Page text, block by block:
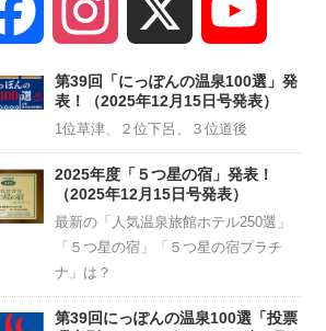
Facebook Instagram
Channel
第39回「にっぽんの温泉100選」発
表！（2025年12月15日号発表）
1位草津、２位下呂、３位道後
2025年度「５つ星の宿」発表！
（2025年12月15日号発表）
最新の「人気温泉旅館ホテル250選」
「５つ星の宿」「５つ星の宿プラチ
ナ」は？
第39回にっぽんの温泉100選「投票